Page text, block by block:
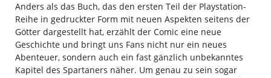
Anders als das Buch, das den ersten Teil der Playstation-
Reihe in gedruckter Form mit neuen Aspekten seitens der
Götter dargestellt hat, erzählt der Comic eine neue
Geschichte und bringt uns Fans nicht nur ein neues
Abenteuer, sondern auch ein fast gänzlich unbekanntes
Kapitel des Spartaners näher. Um genau zu sein sogar